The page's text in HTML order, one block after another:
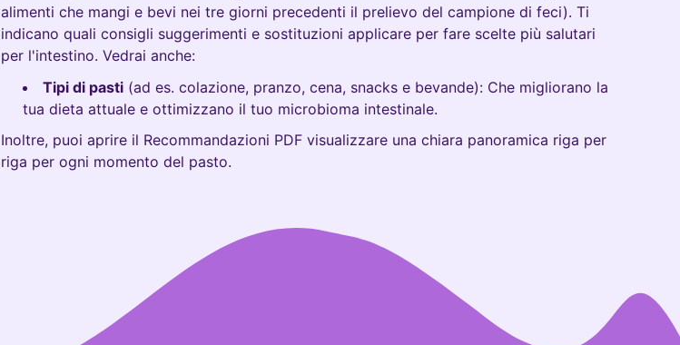
alimenti che mangi e bevi nei tre giorni precedenti il prelievo del campione di feci). Ti
indicano quali consigli suggerimenti e sostituzioni applicare per fare scelte più salutari
per l'intestino. Vedrai anche:
Tipi di pasti (ad es. colazione, pranzo, cena, snacks e bevande): Che migliorano la
tua dieta attuale e ottimizzano il tuo microbioma intestinale.
Inoltre, puoi aprire il Recommandazioni PDF visualizzare una chiara panoramica riga per
riga per ogni momento del pasto.